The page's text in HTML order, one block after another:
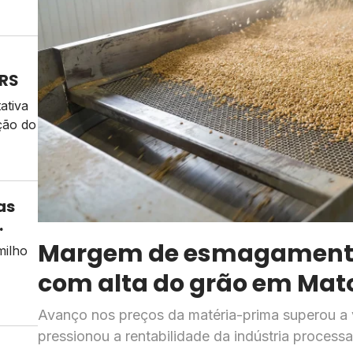
do
Margem de
com alta do grão em
Avanço nos preços da matéria-prima superou
pressionou a rentabilidade da indústria